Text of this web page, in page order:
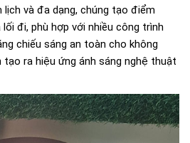
lịch và đa dạng, chúng tạo điểm
đi, phù hợp với nhiều công trình
chiếu sáng an toàn cho không
tạo ra hiệu ứng ánh sáng nghệ thuật